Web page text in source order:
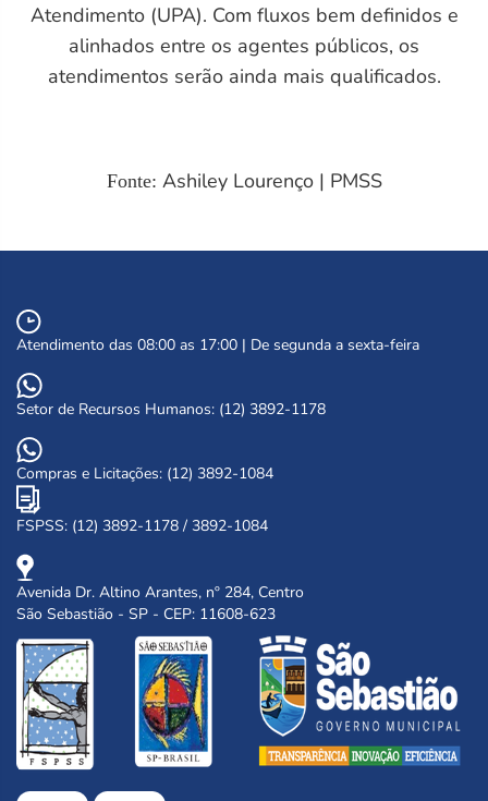
Atendimento (UPA). Com fluxos bem definidos e
alinhados entre os agentes públicos, os
atendimentos serão ainda mais qualificados.
Fonte: Ashiley Lourenço | PMSS
Atendimento das 08:00 as 17:00 | De segunda a sexta-feira
Setor de Recursos Humanos: (12) 3892-1178
Compras e Licitações: (12) 3892-1084
FSPSS: (12) 3892-1178 / 3892-1084
Avenida Dr. Altino Arantes, nº 284, Centro
São Sebastião - SP - CEP: 11608-623